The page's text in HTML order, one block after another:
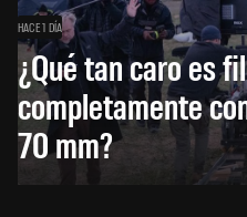
HACE 1 DÍA
¿Qué tan caro es
completamente
70 mm?